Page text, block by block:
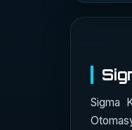
Sigma